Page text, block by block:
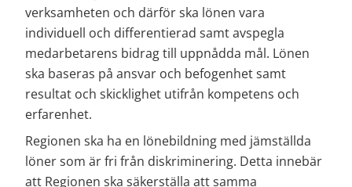
verksamheten och därför ska lönen vara
individuell och differentierad samt avspegla
medarbetarens bidrag till uppnådda mål. Lönen
ska baseras på ansvar och befogenhet samt
resultat och skicklighet utifrån kompetens och
erfarenhet.
Regionen ska ha en lönebildning med jämställda
löner som är fri från diskriminering. Detta innebär
att Regionen ska säkerställa att samma